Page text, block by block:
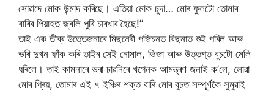
সোৱাদে মোক উন্মাদ কৰিছে। এতিয়া মোক চুদা… মোৰ ফুলটো তোমাৰ
বাৰিৰ পিয়াহত জ্বলি পুৰি চাৰখাৰ হৈছে!”
তাই এক তীব্ৰ উত্তেজনাৰে মিছনেৰী পজিচনত বিছনাত শুই পৰিল আৰু
ভৰি দুখন ফাঁক কৰি তাইৰ সেই নোমাল, ভিজা আৰু উত্তপ্ত বুচটো মেলি
ধৰিলে। তাই কামনাৰে ভৰা চাৱনিৰে খগেনক আমন্ত্ৰণ জনাই ক’লে, লোৱা
মোৰ প্ৰিয়, তোমাৰ এই ৭ ইঞ্চিৰ শক্ত বাৰি মোৰ বুচত সম্পূৰ্ণকৈ সুমুৱাই